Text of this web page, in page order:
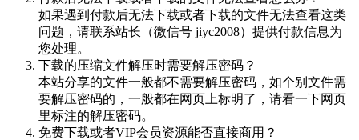
如果遇到付款后无法下载或者下载的文件无法查看这类
问题，请联系站长（微信号 jiyc2008）提供付款信息为
您处理。
下载的压缩文件解压时需要解压密码？
本站分享的文件一般都不需要解压密码，如个别文件需
要解压密码的，一般都在网页上标明了，请看一下网页
里标注的解压密码。
免费下载或者VIP会员资源能否直接商用？